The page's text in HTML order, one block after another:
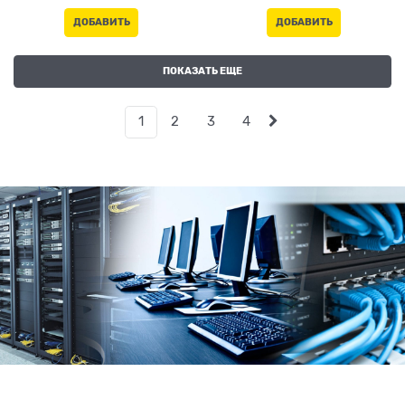
ДОБАВИТЬ ДОБАВИТЬ
ПОКАЗАТЬ ЕЩЕ
1 2 3 4